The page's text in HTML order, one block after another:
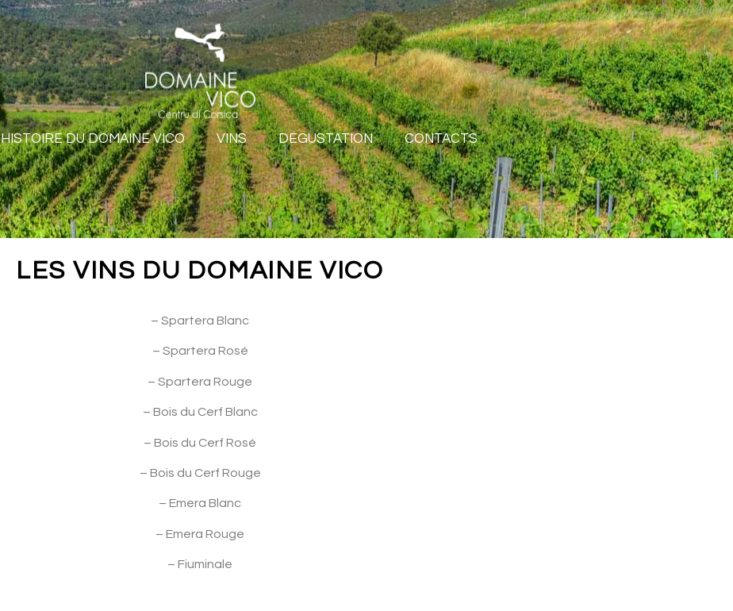
HISTOIRE DU DOMAINE VICO VINS DÉGUSTATION CONTACTS
LES VINS DU DOMAINE VICO
– Spartera Blanc
– Spartera Rosé
– Spartera Rouge
– Bois du Cerf Blanc
– Bois du Cerf Rosé
– Bois du Cerf Rouge
– Emera Blanc
– Emera Rouge
– Fiuminale